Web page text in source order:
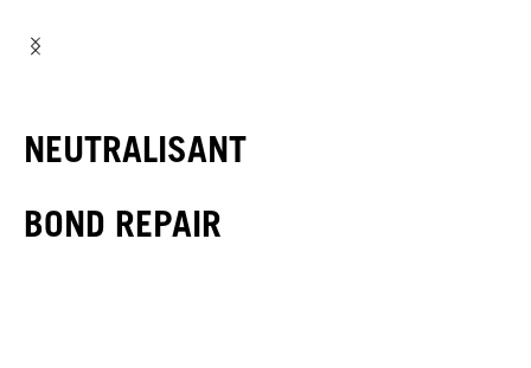
NEUTRALISANT
BOND REPAIR